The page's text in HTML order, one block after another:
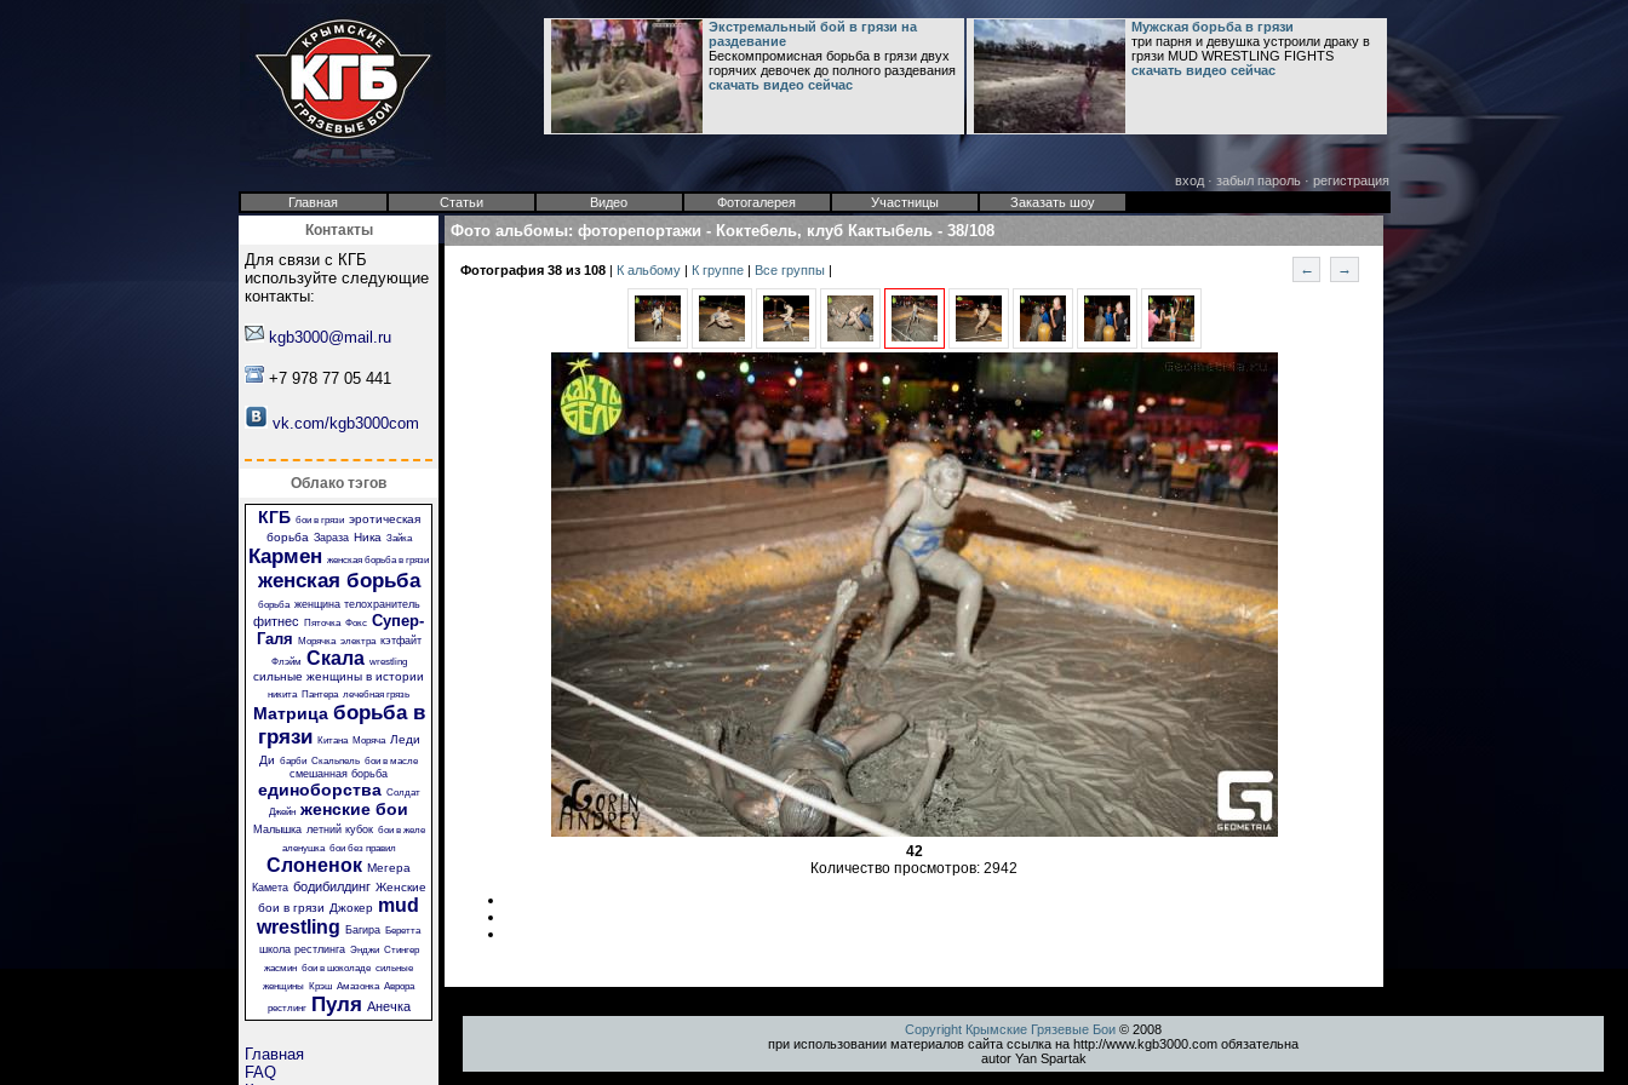
Экстремальный бой в грязи на
раздевание
Бескомпромисная борьба в грязи двух
горячих девочек до полного раздевания
скачать видео сейчас
Мужская борьба в грязи
три парня и девушка устроили драку в
грязи MUD WRESTLING FIGHTS
скачать видео сейчас
вход· забыл пароль· регистрация
Главная
Статьи Видео Фотогалерея Участницы Заказать шоу
Контакты
Для связи с КГБ
используйте следующие
контакты:
kgb3000@mail.ru
+7 978 77 05 441
vk.com/kgb3000com
Облако тэгов
КГБ бои в грязи эротическая
борьба Зараза Ника Зайка
Кармен женская борьба в грязи
женская борьба
борьба женщина телохранитель
фитнес Пяточка Фокс Супер-
Галя
Морячка электра кэтфайт
Флэйм Скала wrestling
сильные женщины в истории
никита Пантера лечебная грязь
Матрица борьба в
грязи
Китана Моряча
Леди
Ди барби Скальпель бои в масле
смешанная борьба
единоборства Солдат
Джейн женские бои
Малышка летний кубок бои в желе
аленушка бои без правил
Слоненок Мегера
Камета бодибилдинг Женские
бои в грязи Джокер mud
wrestling Багира Беретта
школа рестлинга Энджи Стингер
жасмин бои в шоколаде сильные
женщины Крэш Амазонка Аврора
рестлинг
Пуля Анечка
Главная
FAQ
Фото альбомы: фоторепортажи - Коктебель, клуб Кактыбель - 38/108
Фотография 38 из 108 | К альбому | К группе | Все группы | ← →
42
Количество просмотров: 2942
Copyright Крымские Грязевые Бои © 2008
при использовании материалов сайта ссылка на http://www.kgb3000.com обязательна
autor Yan Spartak